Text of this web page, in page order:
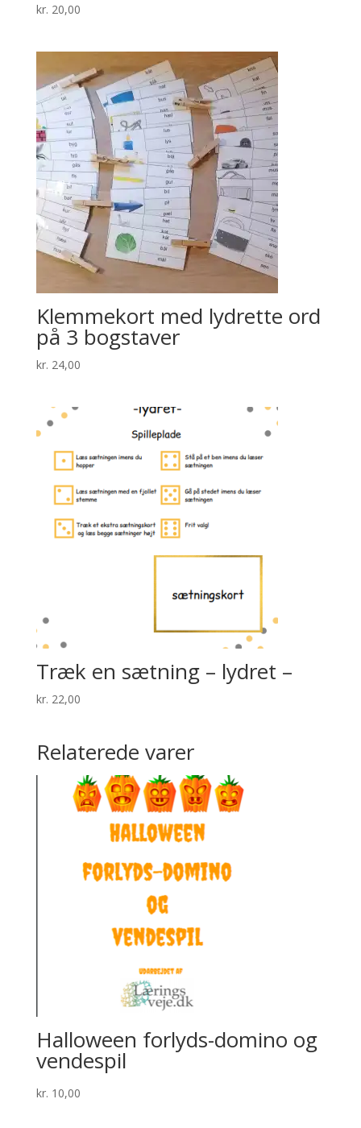
kr. 20,00
Klemmekort med lydrette ord
på 3 bogstaver
kr. 24,00
Træk en sætning – lydret –
kr. 22,00
Relaterede varer
Halloween forlyds-domino og
vendespil
kr. 10,00